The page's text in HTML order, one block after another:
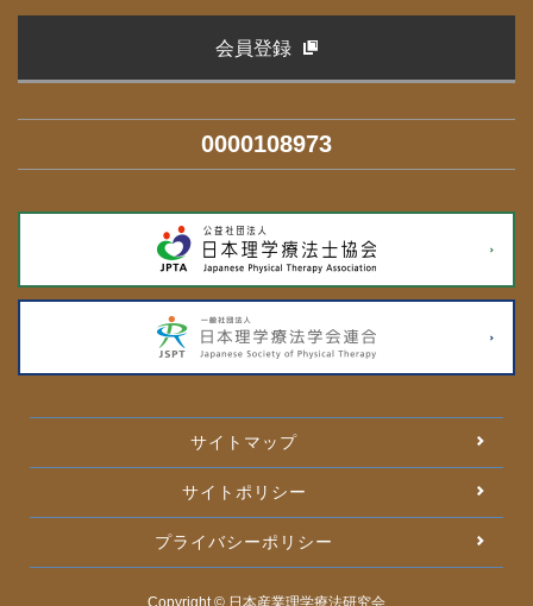
会員登録
0000108973
サイトマップ
サイトポリシー
プライバシーポリシー
Copyright © 日本産業理学療法研究会